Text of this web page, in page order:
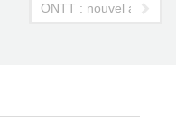
ONTT : nouvel appel à